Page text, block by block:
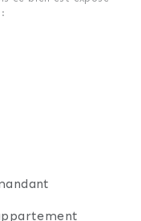
froide, et